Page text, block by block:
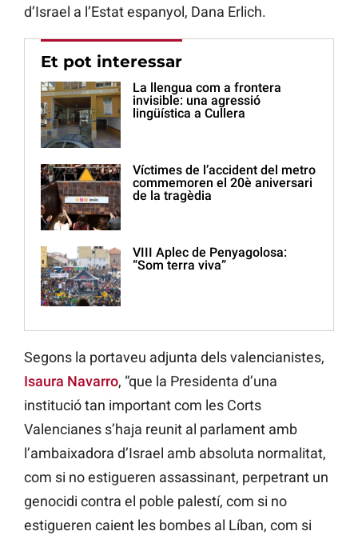
d’Israel a l’Estat espanyol, Dana Erlich.
Et pot interessar
La llengua com a frontera
invisible: una agressió
lingüística a Cullera
Víctimes de l’accident del metro
commemoren el 20è aniversari
de la tragèdia
VIII Aplec de Penyagolosa:
“Som terra viva”
Segons la portaveu adjunta dels valencianistes,
Isaura Navarro, “que la Presidenta d’una
institució tan important com les Corts
Valencianes s’haja reunit al parlament amb
l’ambaixadora d’Israel amb absoluta normalitat,
com si no estigueren assassinant, perpetrant un
genocidi contra el poble palestí, com si no
estigueren caient les bombes al Líban, com si